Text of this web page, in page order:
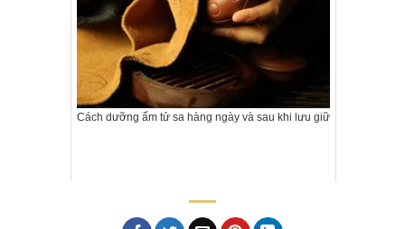
Cách dưỡng ấm tử sa hàng ngày và sau khi lưu giữ